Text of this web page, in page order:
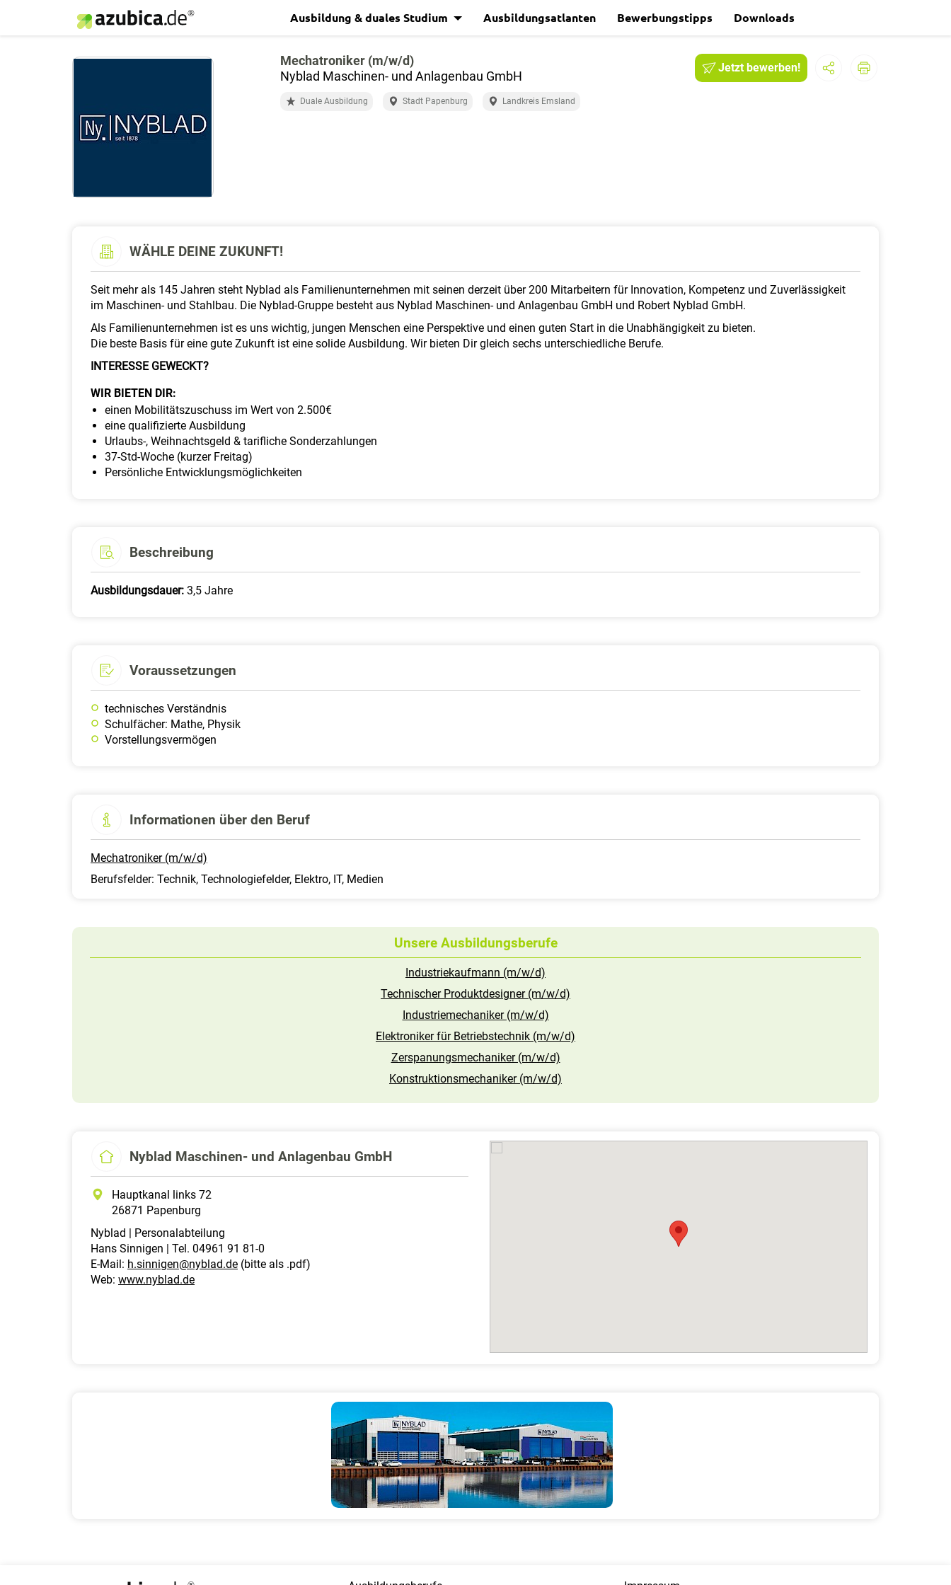
Ausbildung & duales Studium Ausbildungsatlanten Bewerbungstipps Downloads
Mechatroniker (m/w/d)
Nyblad Maschinen- und Anlagenbau GmbH
Jetzt bewerben!
Duale Ausbildung Stadt Papenburg Landkreis Emsland
WÄHLE DEINE ZUKUNFT!
Seit mehr als 145 Jahren steht Nyblad als Familienunternehmen mit seinen derzeit über 200 Mitarbeitern für Innovation, Kompetenz und Zuverlässigkeit
im Maschinen- und Stahlbau. Die Nyblad-Gruppe besteht aus Nyblad Maschinen- und Anlagenbau GmbH und Robert Nyblad GmbH.
Als Familienunternehmen ist es uns wichtig, jungen Menschen eine Perspektive und einen guten Start in die Unabhängigkeit zu bieten.
Die beste Basis für eine gute Zukunft ist eine solide Ausbildung. Wir bieten Dir gleich sechs unterschiedliche Berufe.
INTERESSE GEWECKT?
WIR BIETEN DIR:
einen Mobilitätszuschuss im Wert von 2.500€
eine qualifizierte Ausbildung
Urlaubs-, Weihnachtsgeld & tarifliche Sonderzahlungen
37-Std-Woche (kurzer Freitag)
Persönliche Entwicklungsmöglichkeiten
Beschreibung
Ausbildungsdauer: 3,5 Jahre
Voraussetzungen
technisches Verständnis
Schulfächer: Mathe, Physik
Vorstellungsvermögen
Informationen über den Beruf
Mechatroniker (m/w/d)
Berufsfelder: Technik, Technologiefelder, Elektro, IT, Medien
Unsere Ausbildungsberufe
Industriekaufmann (m/w/d)
Technischer Produktdesigner (m/w/d)
Industriemechaniker (m/w/d)
Elektroniker für Betriebstechnik (m/w/d)
Zerspanungsmechaniker (m/w/d)
Konstruktionsmechaniker (m/w/d)
Nyblad Maschinen- und Anlagenbau GmbH
Hauptkanal links 72
26871 Papenburg
Nyblad | Personalabteilung
Hans Sinnigen | Tel. 04961 91 81-0
E-Mail: h.sinnigen@nyblad.de (bitte als .pdf)
Web: www.nyblad.de